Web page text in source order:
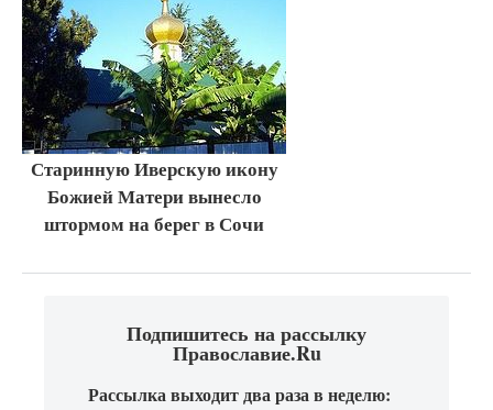
Старинную Иверскую икону
Божией Матери вынесло
штормом на берег в Сочи
Подпишитесь на рассылку
Православие.Ru
Рассылка выходит два раза в неделю: